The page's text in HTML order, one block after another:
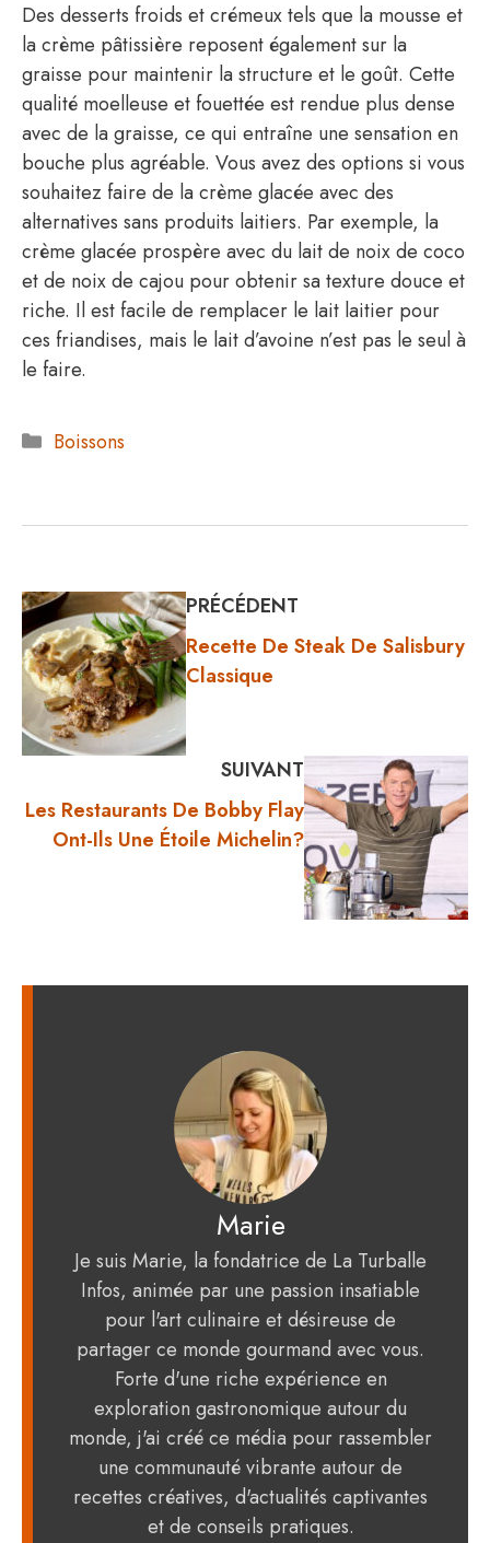
Des desserts froids et crémeux tels que la mousse et
la crème pâtissière reposent également sur la
graisse pour maintenir la structure et le goût. Cette
qualité moelleuse et fouettée est rendue plus dense
avec de la graisse, ce qui entraîne une sensation en
bouche plus agréable. Vous avez des options si vous
souhaitez faire de la crème glacée avec des
alternatives sans produits laitiers. Par exemple, la
crème glacée prospère avec du lait de noix de coco
et de noix de cajou pour obtenir sa texture douce et
riche. Il est facile de remplacer le lait laitier pour
ces friandises, mais le lait d’avoine n’est pas le seul à
le faire.
Catégories
Boissons
PRÉCÉDENT
Recette De Steak De Salisbury
Classique
SUIVANT
Les Restaurants De Bobby Flay
Ont-Ils Une Étoile Michelin?
Marie
Je suis Marie, la fondatrice de La Turballe
Infos, animée par une passion insatiable
pour l'art culinaire et désireuse de
partager ce monde gourmand avec vous.
Forte d'une riche expérience en
exploration gastronomique autour du
monde, j'ai créé ce média pour rassembler
une communauté vibrante autour de
recettes créatives, d'actualités captivantes
et de conseils pratiques.